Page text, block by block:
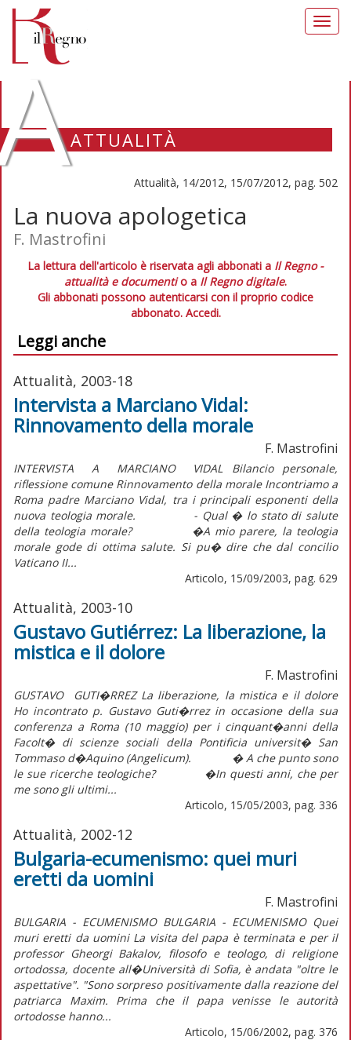
ATTUALITÀ
Attualità, 14/2012, 15/07/2012, pag. 502
La nuova apologetica
F. Mastrofini
La lettura dell'articolo è riservata agli abbonati a Il Regno -
attualità e documentio a Il Regno digitale.
Gli abbonati possono autenticarsi con il proprio codice
abbonato. Accedi.
Leggi anche
Attualità, 2003-18
Intervista a Marciano Vidal:
Rinnovamento della morale
F. Mastrofini
INTERVISTA A MARCIANO VIDAL Bilancio personale,
riflessione comune Rinnovamento della morale Incontriamo a
Roma padre Marciano Vidal, tra i principali esponenti della
nuova teologia morale. - Qual � lo stato di salute
della teologia morale? �A mio parere, la teologia
morale gode di ottima salute. Si pu� dire che dal concilio
Vaticano II...
Articolo, 15/09/2003, pag. 629
Attualità, 2003-10
Gustavo Gutiérrez: La liberazione, la
mistica e il dolore
F. Mastrofini
GUSTAVO GUTI�RREZ La liberazione, la mistica e il dolore
Ho incontrato p. Gustavo Guti�rrez in occasione della sua
conferenza a Roma (10 maggio) per i cinquant�anni della
Facolt� di scienze sociali della Pontificia universit� San
Tommaso d�Aquino (Angelicum). � A che punto sono
le sue ricerche teologiche? �In questi anni, che per
me sono gli ultimi...
Articolo, 15/05/2003, pag. 336
Attualità, 2002-12
Bulgaria-ecumenismo: quei muri
eretti da uomini
F. Mastrofini
BULGARIA - ECUMENISMO BULGARIA - ECUMENISMO Quei
muri eretti da uomini La visita del papa è terminata e per il
professor Gheorgi Bakalov, filosofo e teologo, di religione
ortodossa, docente all�Università di Sofia, è andata "oltre le
aspettative". "Sono sorpreso positivamente dalla reazione del
patriarca Maxim. Prima che il papa venisse le autorità
ortodosse hanno...
Articolo, 15/06/2002, pag. 376